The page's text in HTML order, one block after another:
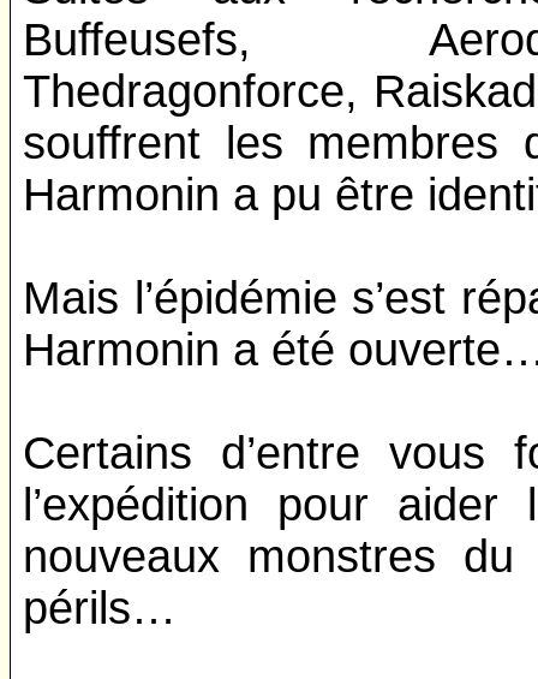
Buffeusefs,
Thedragonforce,
souffrent les membres
Harmonin a pu être
Mais l’épidémie s’est
Harmonin a été
Certains d’entre vous
l’expédition pour
nouveaux monstres
périls…